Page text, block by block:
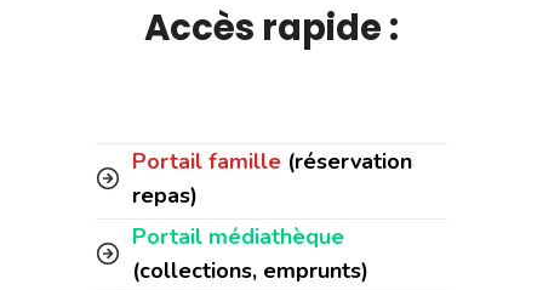
Accès rapide :
Portail famille (réservation
repas)
Portail médiathèque
(collections, emprunts)